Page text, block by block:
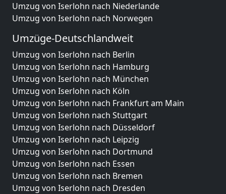
Umzug von Iserlohn nach Niederlande
Umzug von Iserlohn nach Norwegen
Umzüge-Deutschlandweit
Umzug von Iserlohn nach Berlin
Umzug von Iserlohn nach Hamburg
Umzug von Iserlohn nach München
Umzug von Iserlohn nach Köln
Umzug von Iserlohn nach Frankfurt am Main
Umzug von Iserlohn nach Stuttgart
Umzug von Iserlohn nach Düsseldorf
Umzug von Iserlohn nach Leipzig
Umzug von Iserlohn nach Dortmund
Umzug von Iserlohn nach Essen
Umzug von Iserlohn nach Bremen
Umzug von Iserlohn nach Dresden